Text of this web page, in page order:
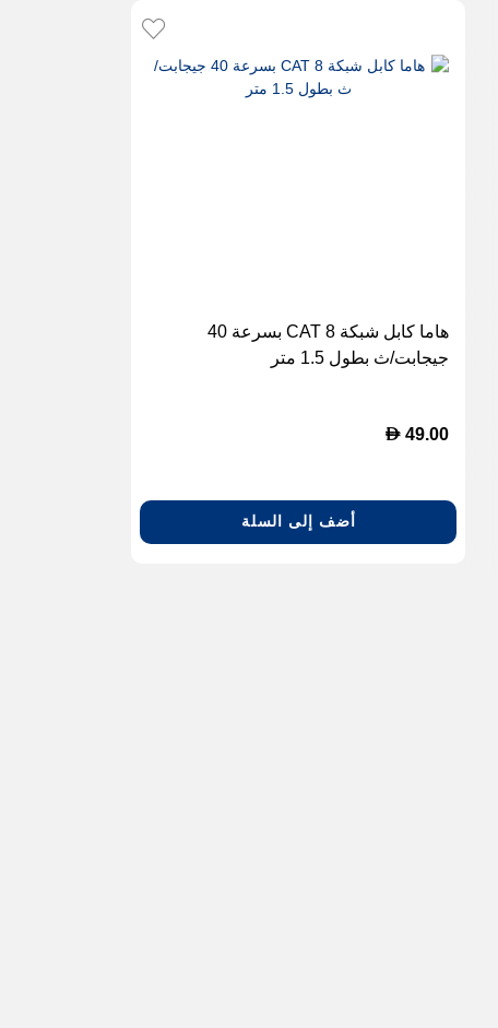
هاما كابل شبكة CAT 8 بسرعة 40
جيجابت/ث بطول 1.5 متر
D 49.00
أضف إلى السلة